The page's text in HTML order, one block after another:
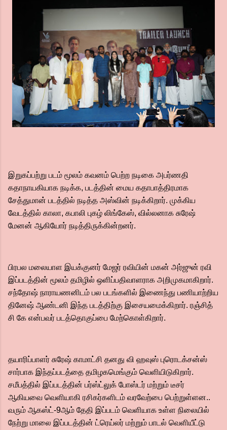
இறுகப்பற்று படம் மூலம் கவனம் பெற்ற நடிகை அபர்ணதி
கதாநாயகியாக நடிக்க, படத்தின் மைய கதாபாத்திரமாக
சேத்துமான் படத்தில் நடித்த அஸ்வின் நடிக்கிறார். முக்கிய
வேடத்தில் காலா, கபாலி புகழ் லிங்கேஸ், வில்லனாக சுரேஷ்
மேனன் ஆகியோர் நடித்திருக்கின்றனர்.
பிரபல மலையாள இயக்குனர் மேஜர் ரவியின் மகன் அர்ஜுன் ரவி
இப்படத்தின் மூலம் தமிழில் ஒளிப்பதிவாளராக அறிமுகமாகிறார்.
சந்தோஷ் நாராயணனிடம் பல படங்களில் இணைந்து பணியாற்றிய
தினேஷ் ஆண்டனி இந்த படத்திற்கு இசையமைக்கிறார். ரஞ்சித்
சி கே என்பவர் படத்தொகுப்பை மேற்கொள்கிறார்.
தயாரிப்பாளர் சுரேஷ் காமாட்சி தனது வி ஹவுஸ் புரொடக்சன்ஸ்
சார்பாக இந்தப்படத்தை தமிழகமெங்கும் வெளியிடுகிறார்.
சமீபத்தில் இப்படத்தின் பர்ஸ்ட்லுக் போஸ்டர் மற்றும் டீசர்
ஆகியவை வெளியாகி ரசிகர்களிடம் வரவேற்பை பெற்றுள்ளன..
வரும் ஆகஸ்ட்-9ஆம் தேதி இப்படம் வெளியாக உள்ள நிலையில்
நேற்று மாலை இப்படத்தின் ட்ரெய்லர் மற்றும் பாடல் வெளியீட்டு